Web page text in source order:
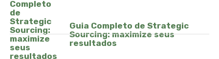
Guia Completo de Strategic
Sourcing: maximize seus
resultados